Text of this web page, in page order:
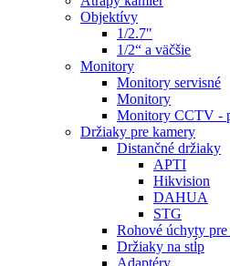
Objektívy
1/2.7"
1/2“ a väčšie
Monitory
Monitory servisné
Monitory
Monitory CCTV -
Držiaky pre kamery
Distančné držiaky
APTI
Hikvision
DAHUA
STG
Rohové úchyty
Držiaky na stĺp
Adaptéry